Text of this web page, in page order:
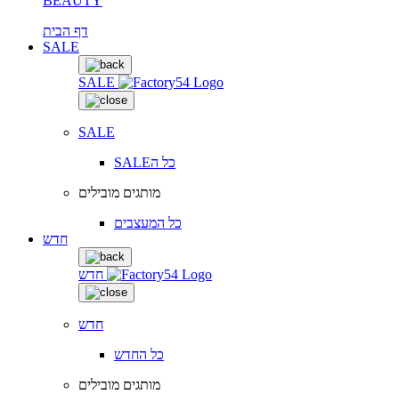
דף הבית
SALE
SALE
SALE
SALEכל ה
מותגים מובילים
כל המעצבים
חדש
חדש
חדש
כל החדש
מותגים מובילים